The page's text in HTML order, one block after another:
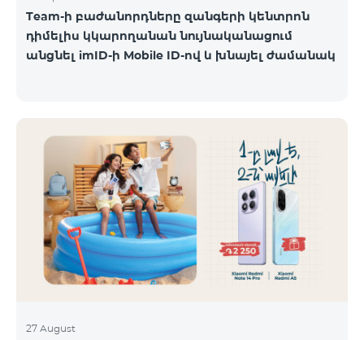
Team-ի բաժանորդները զանգերի կենտրոն
դիմելիս կկարողանան նույնականացում
անցնել imID-ի Mobile ID-ով և խնայել ժամանակ
27 August